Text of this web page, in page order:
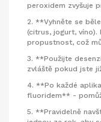
peroxidem zvyšuje
2. **Vyhněte se
(citrus, jogurt, víno).
propustnost, což
3. **Použijte
zvláště pokud jste
4. **Po každé
fluoridem** -
5. **Pravidelně